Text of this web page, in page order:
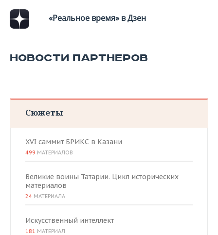
«Реальное время» в Дзен
НОВОСТИ ПАРТНЕРОВ
Сюжеты
XVI саммит БРИКС в Казани
499 МАТЕРИАЛОВ
Великие воины Татарии. Цикл исторических
материалов
24 МАТЕРИАЛА
Искусственный интеллект
181 МАТЕРИАЛ